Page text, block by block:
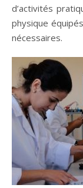
d’activités
physique
nécessaires.